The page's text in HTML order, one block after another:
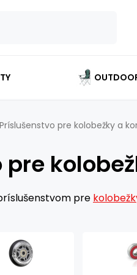
Príslušenstvo pre kolobežky a
pre